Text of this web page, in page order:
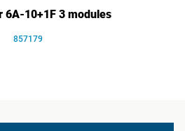
6A-10+1F 3 modules
857179